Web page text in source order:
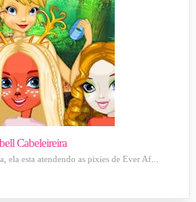
Cabeleireira
ela esta atendendo as pixies de Ever Af...